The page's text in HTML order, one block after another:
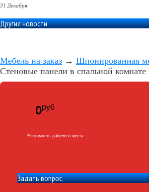
31 Декабря
Другие новости
Мебель на заказ → Шпонированная
Стеновые панели в спальной
0руб
*cтоимость рабочего места
Задать вопрос.